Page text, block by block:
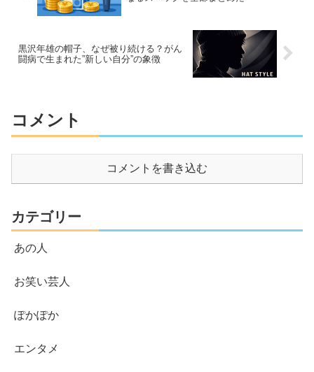
黒沢年雄の帽子、なぜ被り続ける？がん
闘病で生まれた”新しい自分”の象徴
コメント
コメントを書き込む
カテゴリー
あの人
お笑い芸人
ぽかぽか
エンタメ